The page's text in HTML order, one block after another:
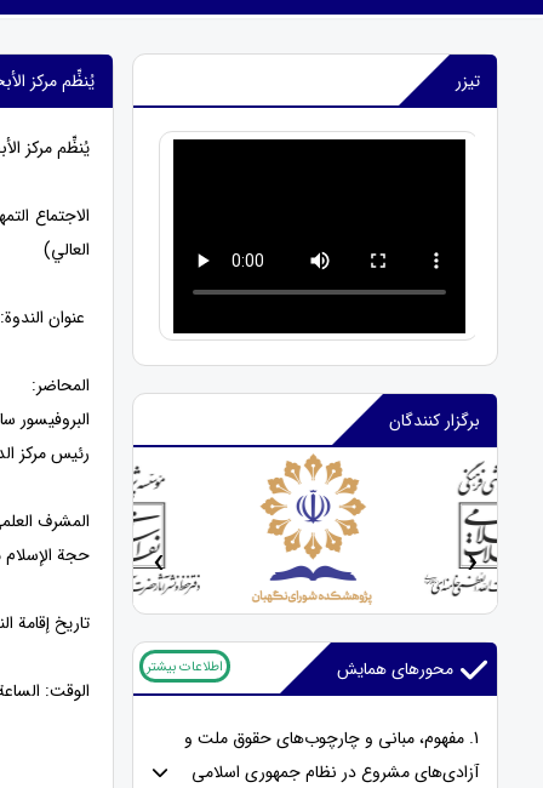
تیزر
برگزار کنندگان
‹ ›
محورهای همایش اطلاعات بیشتر
1. مفهوم، مبانی و چارچوب‌های حقوق ملت و
آزادی‌های مشروع در نظام جمهوری اسلامی
یُنظِّم مرکز
يُنظِّم مركز
الاجتماع
العالي)
عنوان
المحاضر:
البروفيسور
رئيس مركز
المشرف
حجة
تاريخ إقامة
الوقت: الساعة 10:30 بتوقيت